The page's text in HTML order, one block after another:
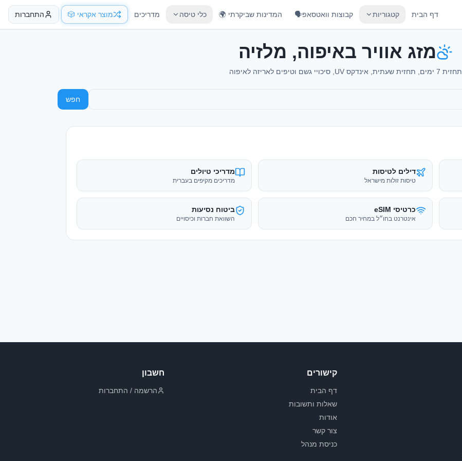
דף הבית קטגוריות קבוצות וואטסאפ🗣️ המדינות שביקרתי 🌍 כלי טיסה מדריכים מוצר אקראי 🎲 התחברות
מזג אוויר באיפוה, מלזיה
תחזית 7 ימים, תחזית שעתית, אינדקס UV, סיכויי גשם וטיפים לאריזה לאיפוה
חפש
דילים לטיסות
טיסות זולות מישראל
מדריכי טיולים
מדריכים מקיפים בעברית
כרטיסי eSIM
אינטרנט בחו״ל במחיר חכם
ביטוח נסיעות
השוואת חברות וכיסויים
קישורים
דף הבית
שאלות ותשובות
אודות
צור קשר
כניסת מנהל
חשבון
הרשמה / התחברות